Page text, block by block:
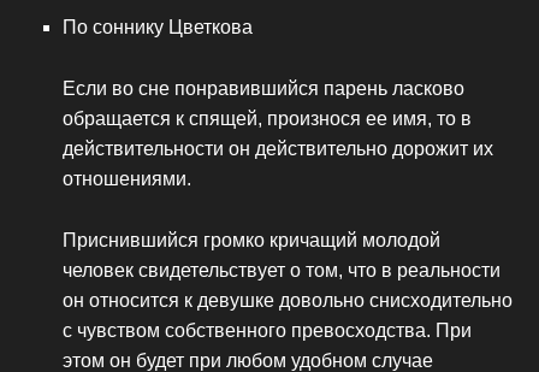
По соннику Цветкова
Если во сне понравившийся парень ласково
обращается к спящей, произнося ее имя, то в
действительности он действительно дорожит их
отношениями.
Приснившийся громко кричащий молодой
человек свидетельствует о том, что в реальности
он относится к девушке довольно снисходительно
с чувством собственного превосходства. При
этом он будет при любом удобном случае